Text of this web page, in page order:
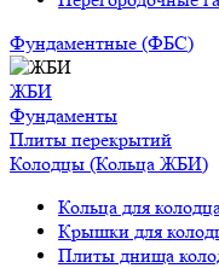
Фундаментные (ФБС)
ЖБИ
Фундаменты
Плиты перекрытий
Колодцы (Кольца ЖБИ)
Кольца для
Крышки для
Плиты днища